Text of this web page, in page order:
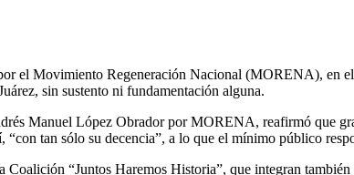
el Movimiento Regeneración Nacional (MORENA), en
sin sustento ni fundamentación alguna.
Manuel López Obrador por MORENA, reafirmó que
tan sólo su decencia”, a lo que el mínimo público
“Juntos Haremos Historia”, que integran